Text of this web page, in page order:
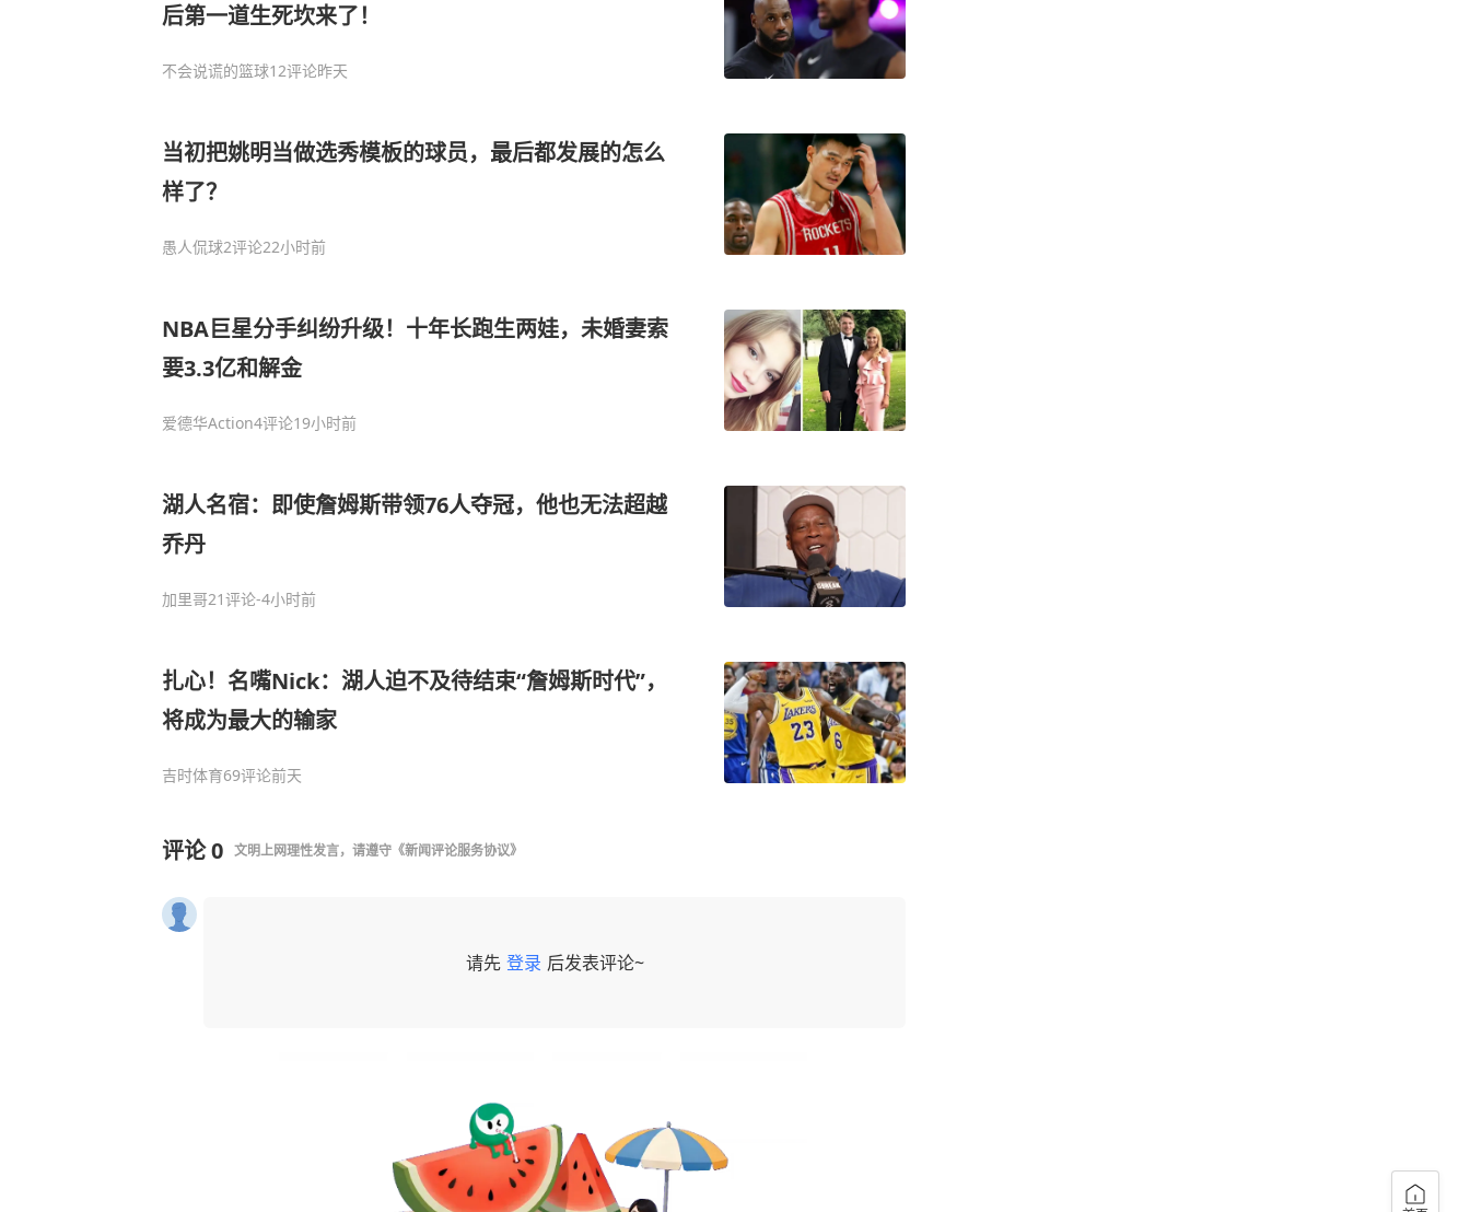
后第一道生死坎来了！
不会说谎的篮球12评论昨天
当初把姚明当做选秀模板的球员，最后都发展的怎么
样了？
愚人侃球2评论22小时前
NBA巨星分手纠纷升级！十年长跑生两娃，未婚妻索
要3.3亿和解金
爱德华Action4评论19小时前
湖人名宿：即使詹姆斯带领76人夺冠，他也无法超越
乔丹
加里哥21评论-4小时前
扎心！名嘴Nick：湖人迫不及待结束“詹姆斯时代”，
将成为最大的输家
吉时体育69评论前天
评论0 文明上网理性发言，请遵守 《新闻评论服务协议》
请先 登录 后发表评论~